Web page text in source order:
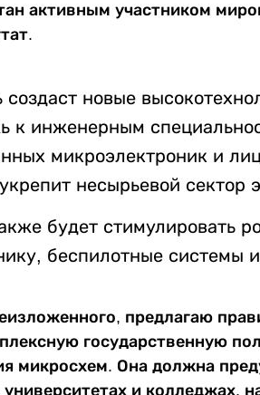
активным участником
создаст новые
к инженерным
микроэлектроник и
несырьевой сектор
будет стимулировать
беспилотные системы
предлагаю
государственную
микросхем. Она должна
и колледжах,